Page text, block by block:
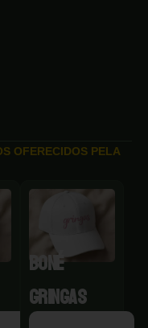
OFERECIDOS PELA
BONÉ
GRINGAS